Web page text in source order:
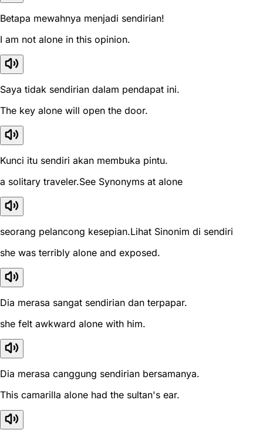
Betapa mewahnya menjadi sendirian!
I am not alone in this opinion.
Saya tidak sendirian dalam pendapat ini.
The key alone will open the door.
Kunci itu sendiri akan membuka pintu.
a solitary traveler.See Synonyms at alone
seorang pelancong kesepian.Lihat Sinonim di sendiri
she was terribly alone and exposed.
Dia merasa sangat sendirian dan terpapar.
she felt awkward alone with him.
Dia merasa canggung sendirian bersamanya.
This camarilla alone had the sultan's ear.